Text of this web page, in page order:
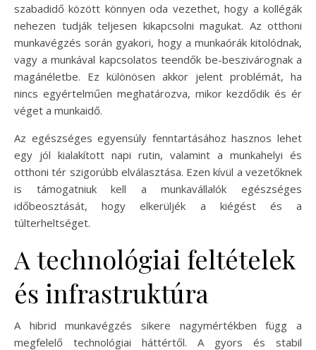
szabadidő között könnyen oda vezethet, hogy a kollégák
nehezen tudják teljesen kikapcsolni magukat. Az otthoni
munkavégzés során gyakori, hogy a munkaórák kitolódnak,
vagy a munkával kapcsolatos teendők be-beszivárognak a
magánéletbe. Ez különösen akkor jelent problémát, ha
nincs egyértelműen meghatározva, mikor kezdődik és ér
véget a munkaidő.
Az egészséges egyensúly fenntartásához hasznos lehet
egy jól kialakított napi rutin, valamint a munkahelyi és
otthoni tér szigorúbb elválasztása. Ezen kívül a vezetőknek
is támogatniuk kell a munkavállalók egészséges
időbeosztását, hogy elkerüljék a kiégést és a
túlterheltséget.
A technológiai feltételek
és infrastruktúra
A hibrid munkavégzés sikere nagymértékben függ a
megfelelő technológiai háttértől. A gyors és stabil